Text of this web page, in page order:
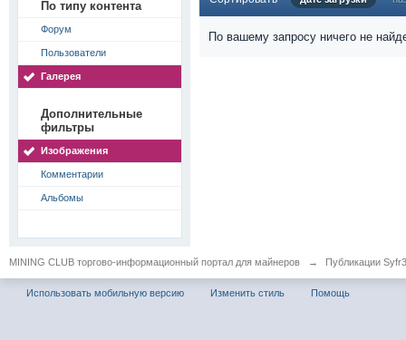
По типу контента
Форум
Пользователи
Галерея
Дополнительные
фильтры
Изображения
Комментарии
Альбомы
По вашему запросу ничего не
MINING CLUB торгово-информационный портал для майнеров → Публикации
Использовать мобильную версию Изменить стиль Помощь